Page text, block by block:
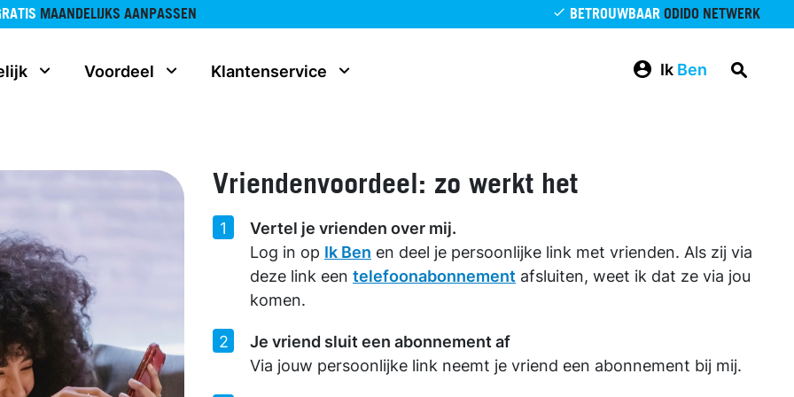
MAANDELIJKS AANPASSEN BETROUWBAAR ODIDO NETWERK
Voordeel Klantenservice Ik Ben
Vriendenvoordeel: zo werkt het
Vertel je vrienden over mij.
Log in op Ik Ben en deel je persoonlijke link met vrienden. Als zij via
deze link een telefoonabonnement afsluiten, weet ik dat ze via jou
komen.
Je vriend sluit een abonnement af
Via jouw persoonlijke link neemt je vriend een abonnement bij mij.